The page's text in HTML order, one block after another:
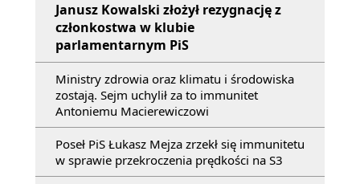
Janusz Kowalski złożył rezygnację z
członkostwa w klubie
parlamentarnym PiS
Ministry zdrowia oraz klimatu i środowiska
zostają. Sejm uchylił za to immunitet
Antoniemu Macierewiczowi
Poseł PiS Łukasz Mejza zrzekł się immunitetu
w sprawie przekroczenia prędkości na S3